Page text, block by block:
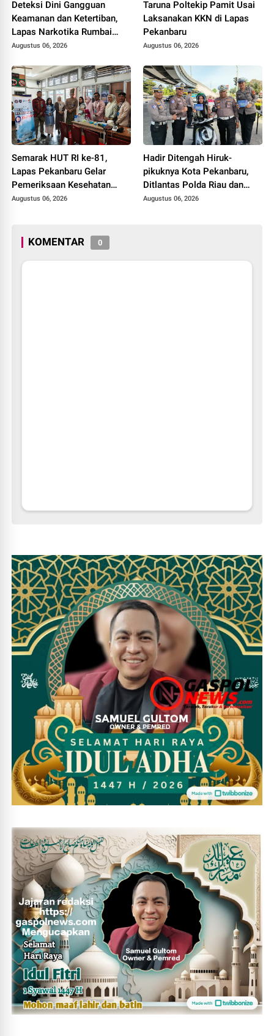
Deteksi Dini Gangguan
Keamanan dan Ketertiban,
Lapas Narkotika Rumbai
Gelar Razia Rutin Blok
Augustus 06, 2026
Taruna Poltekip Pamit Usai
Laksanakan KKN di Lapas
Pekanbaru
Augustus 06, 2026
Semarak HUT RI ke-81,
Lapas Pekanbaru Gelar
Pemeriksaan Kesehatan
Gratis untuk Warga Binaan
Augustus 06, 2026
Hadir Ditengah Hiruk-
pikuknya Kota Pekanbaru,
Ditlantas Polda Riau dan
Polantas KARIB Kobarkan
Augustus 06, 2026
KOMENTAR 0